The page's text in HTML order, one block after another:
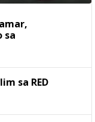
sa
sa RED